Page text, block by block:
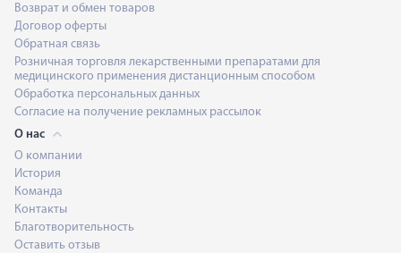
Возврат и обмен товаров
Договор оферты
Обратная связь
Розничная торговля лекарственными препаратами для
медицинского применения дистанционным способом
Обработка персональных данных
Согласие на получение рекламных рассылок
О нас
О компании
История
Команда
Контакты
Благотворительность
Оставить отзыв